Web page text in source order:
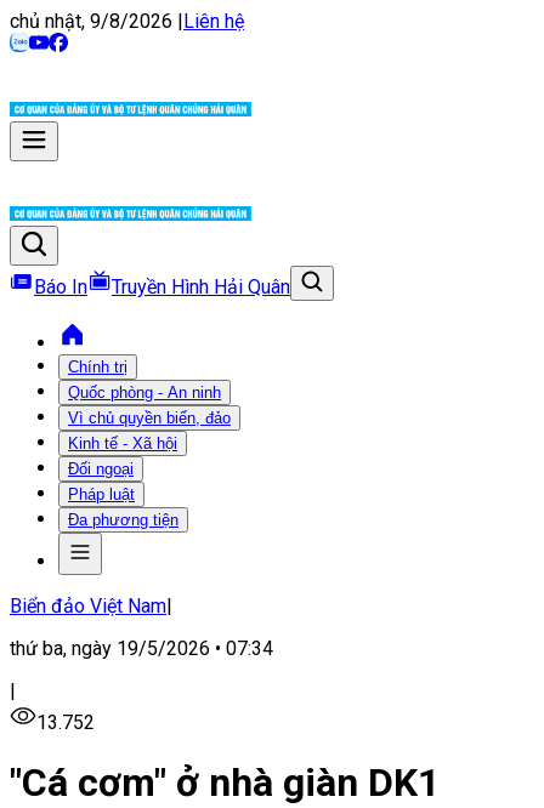
chủ nhật, 9/8/2026 |Liên hệ
Báo In Truyền Hình Hải Quân
Chính trị
Quốc phòng - An ninh
Vì chủ quyền biển, đảo
Kinh tế - Xã hội
Đối ngoại
Pháp luật
Đa phương tiện
Biển đảo Việt Nam|
thứ ba, ngày 19/5/2026 • 07:34
|
13.752
"Cá cơm" ở nhà giàn DK1